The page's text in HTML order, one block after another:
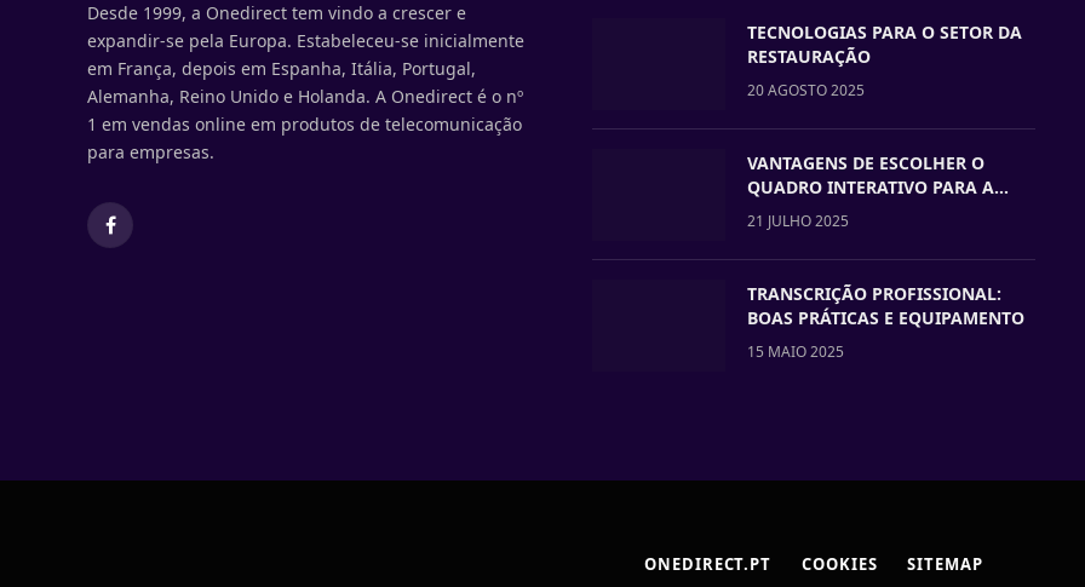
Desde 1999, a Onedirect tem vindo a crescer e
expandir-se pela Europa. Estabeleceu-se inicialmente
em França, depois em Espanha, Itália, Portugal,
Alemanha, Reino Unido e Holanda. A Onedirect é o nº
1 em vendas online em produtos de telecomunicação
para empresas.
Facebook
TECNOLOGIAS PARA O SETOR DA
RESTAURAÇÃO
20 AGOSTO 2025
VANTAGENS DE ESCOLHER O
QUADRO INTERATIVO PARA A
VOSSA ESCOLA
21 JULHO 2025
TRANSCRIÇÃO PROFISSIONAL:
BOAS PRÁTICAS E EQUIPAMENTO
15 MAIO 2025
ONEDIRECT.PT COOKIES SITEMAP